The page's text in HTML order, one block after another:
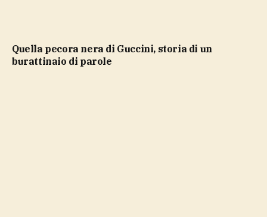
Quella pecora nera di Guccini, storia di un
burattinaio di parole